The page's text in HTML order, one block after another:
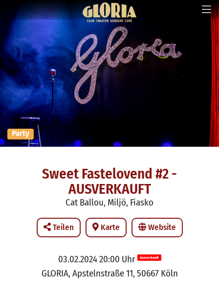
Party
Sweet Fastelovend #2 -
AUSVERKAUFT
Cat Ballou, Miljö, Fiasko
Teilen Karte Website
03.02.2024 20:00 Uhr Ausverkauft
GLORIA, Apstelnstraße 11, 50667 Köln